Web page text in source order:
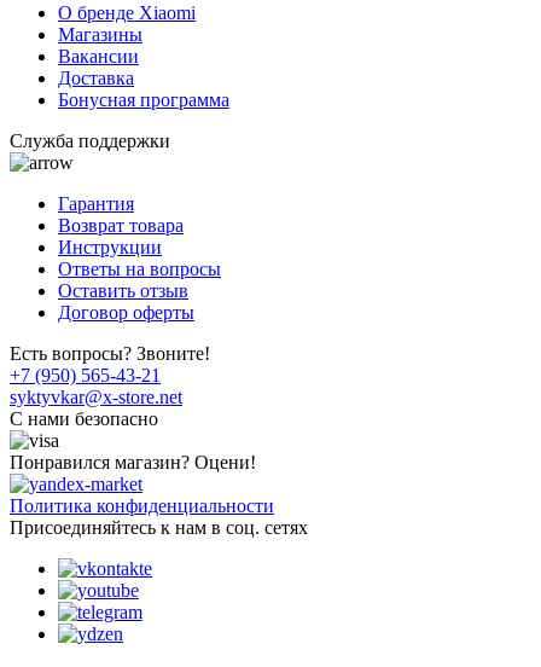
О бренде Xiaomi
Магазины
Вакансии
Доставка
Бонусная программа
Служба поддержки
Гарантия
Возврат товара
Инструкции
Ответы на вопросы
Оставить отзыв
Договор оферты
Есть вопросы? Звоните!
+7 (950) 565-43-21
syktyvkar@x-store.net
C нами безопасно
Понравился магазин? Оцени!
Политика конфиденциальности
Присоединяйтесь к нам в соц. сетях